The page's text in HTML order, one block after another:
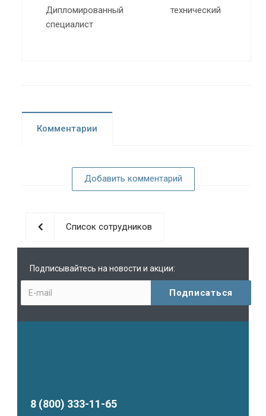
Дипломированный технический
специалист
Комментарии
Добавить комментарий
Список сотрудников
Подписывайтесь на новости и акции:
8 (800) 333-11-65